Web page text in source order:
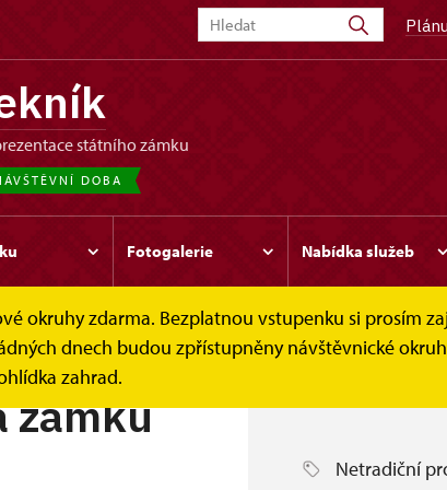
státního zámku
DOBA
Fotogalerie Nabídka služeb
okruhy zdarma. Bezplatnou vstupenku si prosím
dnech budou zpřístupněny návštěvnické
zahrad.
zámku
Netradiční